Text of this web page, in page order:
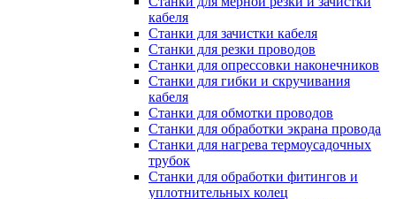
кабеля
Станки для зачистки кабеля
Станки для резки проводов
Станки для опрессовки наконечников
Станки для гибки и скручивания
кабеля
Станки для обмотки проводов
Станки для обработки экрана провода
Станки для нагрева термоусадочных
трубок
Станки для обработки фитингов и
уплотнительных колец